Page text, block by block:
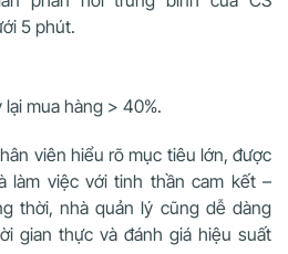
5 phút.
mua hàng > 40%.
viên hiểu rõ mục tiêu lớn, được
làm việc với tinh thần cam kết –
thời, nhà quản lý cũng dễ dàng
gian thực và đánh giá hiệu suất